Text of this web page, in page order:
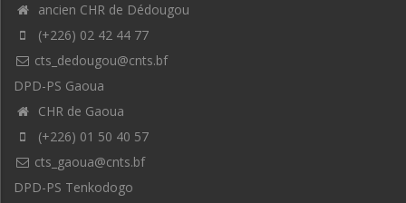
ancien CHR de Dédougou
(+226) 02 42 44 77
cts_dedougou@cnts.bf
DPD-PS Gaoua
CHR de Gaoua
(+226) 01 50 40 57
cts_gaoua@cnts.bf
DPD-PS Tenkodogo